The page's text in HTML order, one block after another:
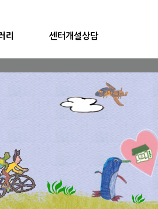
리 센터개설상담